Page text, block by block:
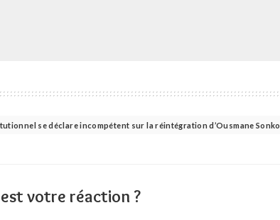
se déclare incompétent sur la réintégration d’Ousmane Sonko
votre réaction ?